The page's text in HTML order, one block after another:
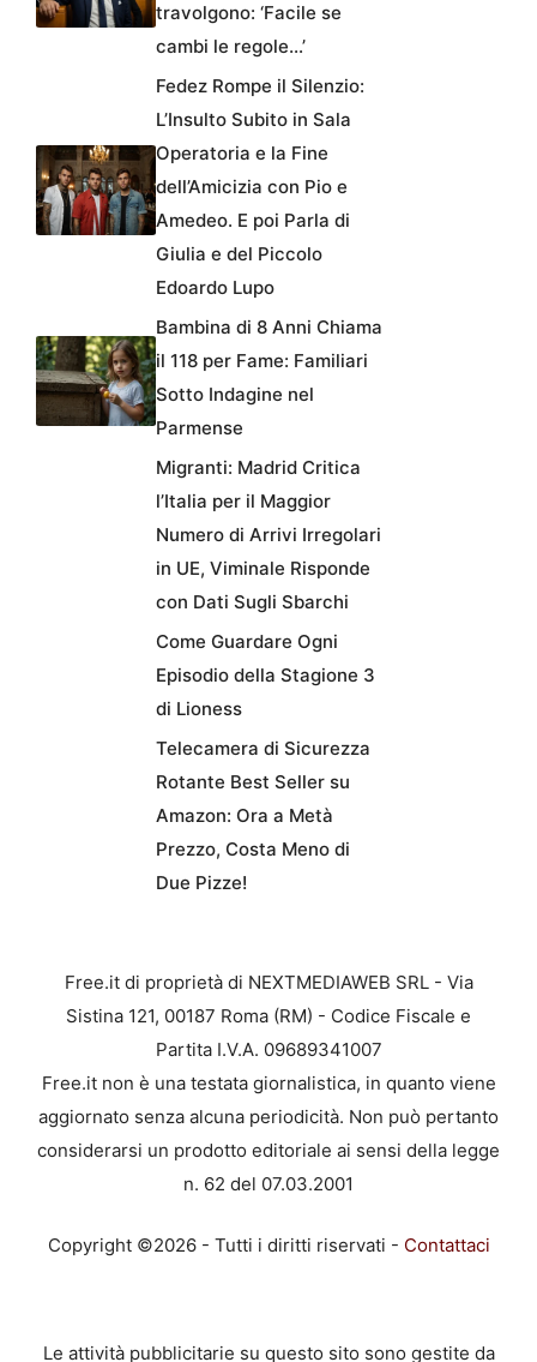
travolgono: ‘Facile se
cambi le regole…’
Fedez Rompe il Silenzio:
L’Insulto Subito in Sala
Operatoria e la Fine
dell’Amicizia con Pio e
Amedeo. E poi Parla di
Giulia e del Piccolo
Edoardo Lupo
Bambina di 8 Anni Chiama
il 118 per Fame: Familiari
Sotto Indagine nel
Parmense
Migranti: Madrid Critica
l’Italia per il Maggior
Numero di Arrivi Irregolari
in UE, Viminale Risponde
con Dati Sugli Sbarchi
Come Guardare Ogni
Episodio della Stagione 3
di Lioness
Telecamera di Sicurezza
Rotante Best Seller su
Amazon: Ora a Metà
Prezzo, Costa Meno di
Due Pizze!
Free.it di proprietà di NEXTMEDIAWEB SRL - Via
Sistina 121, 00187 Roma (RM) - Codice Fiscale e
Partita I.V.A. 09689341007
Free.it non è una testata giornalistica, in quanto viene
aggiornato senza alcuna periodicità. Non può pertanto
considerarsi un prodotto editoriale ai sensi della legge
n. 62 del 07.03.2001
Copyright ©2026 - Tutti i diritti riservati - Contattaci
Le attività pubblicitarie su questo sito sono gestite da